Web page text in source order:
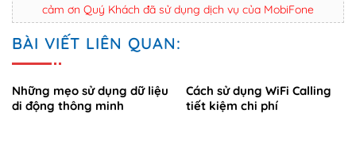
cảm ơn Quý Khách đã sử dụng dịch vụ của MobiFone
BÀI VIẾT LIÊN QUAN:
Những mẹo sử dụng dữ liệu
di động thông minh
Cách sử dụng WiFi Calling
tiết kiệm chi phí